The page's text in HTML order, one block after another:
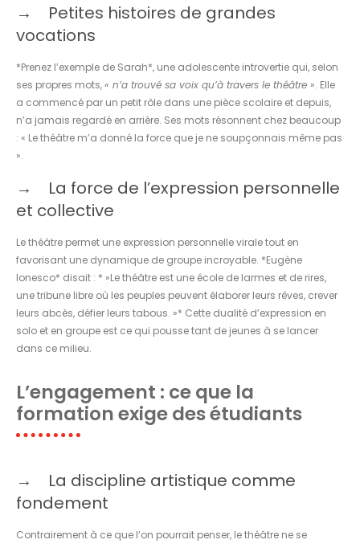
Petites histoires de grandes
vocations
*Prenez l’exemple de Sarah*, une adolescente introvertie qui, selon
ses propres mots,« n’a trouvé sa voix qu’à travers le théâtre ». Elle
a commencé par un petit rôle dans une pièce scolaire et depuis,
n’a jamais regardé en arrière. Ses mots résonnent chez beaucoup
: « Le théâtre m’a donné la force que je ne soupçonnais même pas
».
La force de l’expression personnelle
et collective
Le théâtre permet une expression personnelle virale tout en
favorisant une dynamique de groupe incroyable. *Eugène
Ionesco* disait : * »Le théâtre est une école de larmes et de rires,
une tribune libre où les peuples peuvent élaborer leurs rêves, crever
leurs abcès, défier leurs tabous. »* Cette dualité d’expression en
solo et en groupe est ce qui pousse tant de jeunes à se lancer
dans ce milieu.
L’engagement : ce que la
formation exige des étudiants
La discipline artistique comme
fondement
Contrairement à ce que l’on pourrait penser, le théâtre ne se